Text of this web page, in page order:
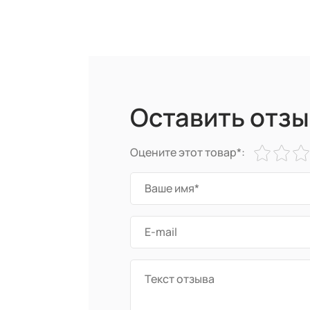
Оставить
Оцените этот товар*: